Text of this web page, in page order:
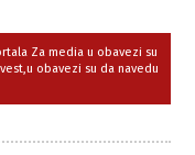
Za media u obavezi su
obavezi su da navedu